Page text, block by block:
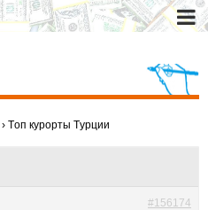
› Tоп курорты Tурции
#156174